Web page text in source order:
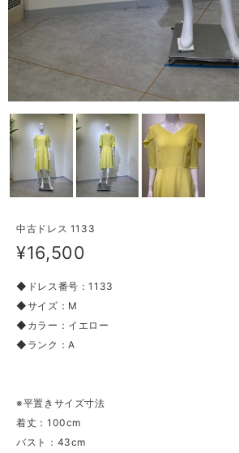
中古ドレス 1133
¥16,500
◆ドレス番号：1133
◆サイズ：M
◆カラー：イエロー
◆ランク：A
※平置きサイズ寸法
着丈：100cm
バスト：43cm